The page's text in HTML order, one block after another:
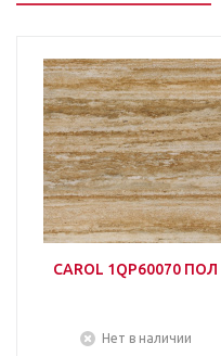
CAROL 1QP60070 ПОЛ
Нет в наличии